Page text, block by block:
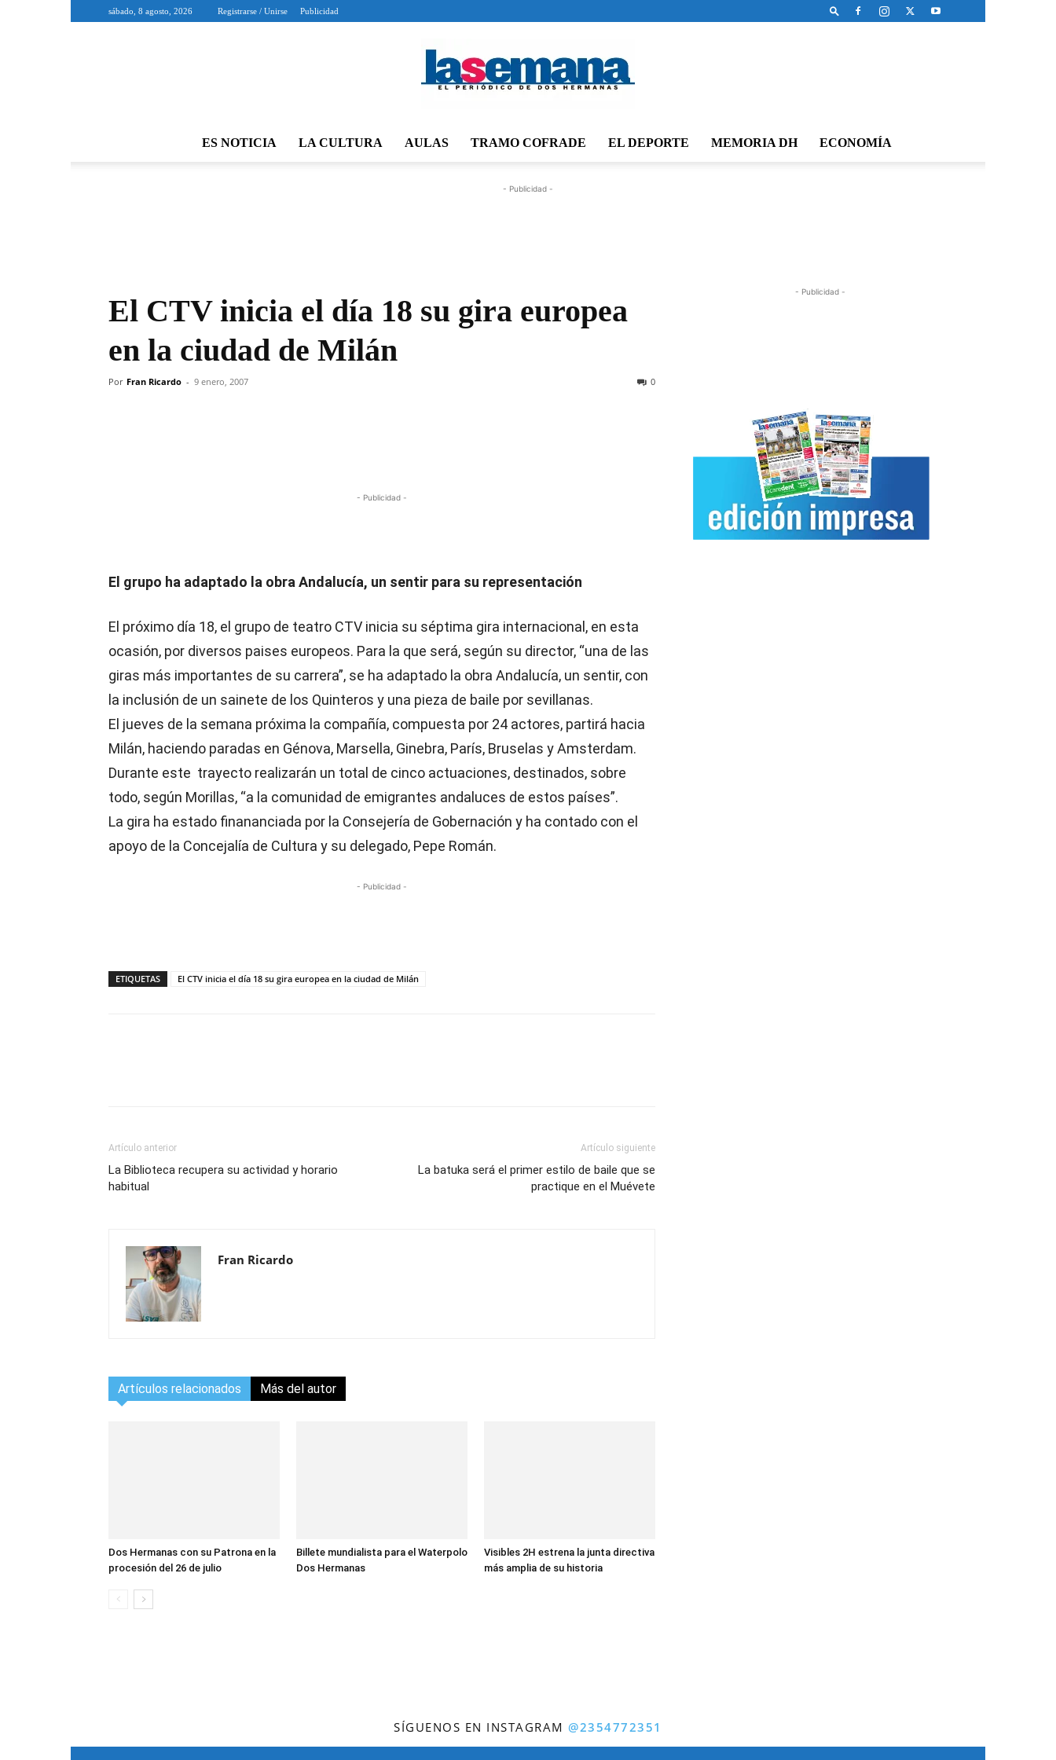
sábado, 8 agosto, 2026 Registrarse / Unirse Publicidad
ES NOTICIA LA CULTURA AULAS TRAMO COFRADE EL DEPORTE MEMORIA DH ECONOMÍA
- Publicidad -
El CTV inicia el día 18 su gira europea
en la ciudad de Milán
Por Fran Ricardo - 9 enero, 2007 0
- Publicidad -
El grupo ha adaptado la obra Andalucía, un sentir para su representación
El próximo día 18, el grupo de teatro CTV inicia su séptima gira internacional, en esta
ocasión, por diversos paises europeos. Para la que será, según su director, “una de las
giras más importantes de su carrera”, se ha adaptado la obra Andalucía, un sentir, con
la inclusión de un sainete de los Quinteros y una pieza de baile por sevillanas.
El jueves de la semana próxima la compañía, compuesta por 24 actores, partirá hacia
Milán, haciendo paradas en Génova, Marsella, Ginebra, París, Bruselas y Amsterdam.
Durante este trayecto realizarán un total de cinco actuaciones, destinados, sobre
todo, según Morillas, “a la comunidad de emigrantes andaluces de estos países”.
La gira ha estado finananciada por la Consejería de Gobernación y ha contado con el
apoyo de la Concejalía de Cultura y su delegado, Pepe Román.
- Publicidad -
ETIQUETAS El CTV inicia el día 18 su gira europea en la ciudad de Milán
Artículo anterior
La Biblioteca recupera su actividad y horario
habitual
Artículo siguiente
La batuka será el primer estilo de baile que se
practique en el Muévete
Fran Ricardo
Artículos relacionados Más del autor
Dos Hermanas con su Patrona en la
procesión del 26 de julio
Billete mundialista para el Waterpolo
Dos Hermanas
Visibles 2H estrena la junta directiva
más amplia de su historia
- Publicidad -
SÍGUENOS EN INSTAGRAM@2354772351